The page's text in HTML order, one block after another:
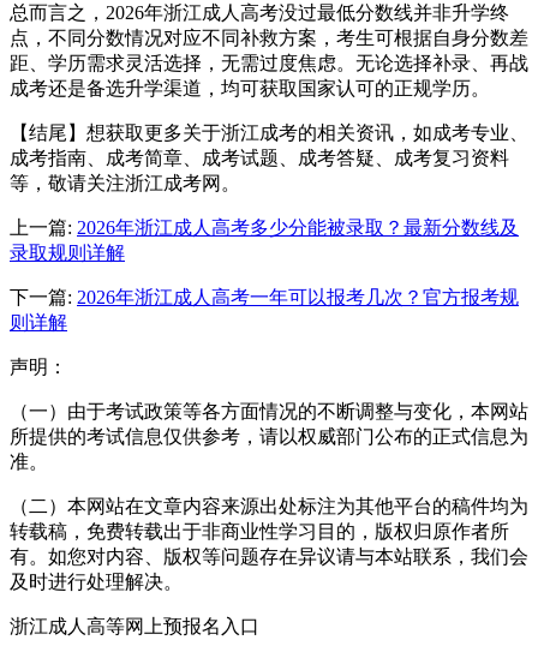
总而言之，2026年浙江成人高考没过最低分数线并非升学终
点，不同分数情况对应不同补救方案，考生可根据自身分数差
距、学历需求灵活选择，无需过度焦虑。无论选择补录、再战
成考还是备选升学渠道，均可获取国家认可的正规学历。
【结尾】想获取更多关于浙江成考的相关资讯，如成考专业、
成考指南、成考简章、成考试题、成考答疑、成考复习资料
等，敬请关注浙江成考网。
上一篇: 2026年浙江成人高考多少分能被录取？最新分数线及
录取规则详解
下一篇: 2026年浙江成人高考一年可以报考几次？官方报考规
则详解
声明：
（一）由于考试政策等各方面情况的不断调整与变化，本网站
所提供的考试信息仅供参考，请以权威部门公布的正式信息为
准。
（二）本网站在文章内容来源出处标注为其他平台的稿件均为
转载稿，免费转载出于非商业性学习目的，版权归原作者所
有。如您对内容、版权等问题存在异议请与本站联系，我们会
及时进行处理解决。
浙江成人高等网上预报名入口